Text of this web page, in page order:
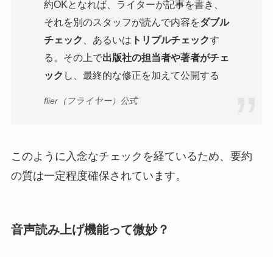
約OKとなれば、ライターが記事を書き、
それを別のスタッフが読んで内容をダブル
チェック 、あるいは トリプルチェックす
る。その上で出版社の担当者や著者がチェ
ック し、最終的な修正を加えて公開する
flier（フライヤー）公式
このように入念なチェックを経ているため、要約
の質は一定程度確保されています。
音声読み上げ機能って微妙？